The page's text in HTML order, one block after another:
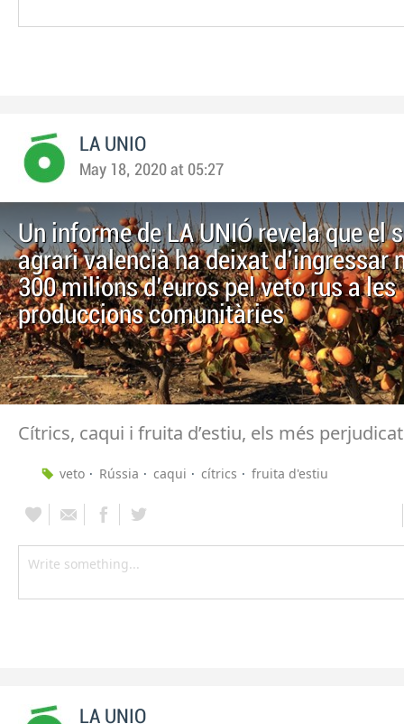
LA UNIO
May 18, 2020 at 05:27
Un informe de LA UNIÓ revela que el
agrari valencià ha deixat d'ingressar
300 milions d'euros pel veto rus a les
produccions comunitàries
Cítrics, caqui i fruita d’estiu, els més
veto Rússia caqui cítrics fruita d'estiu
LA UNIO